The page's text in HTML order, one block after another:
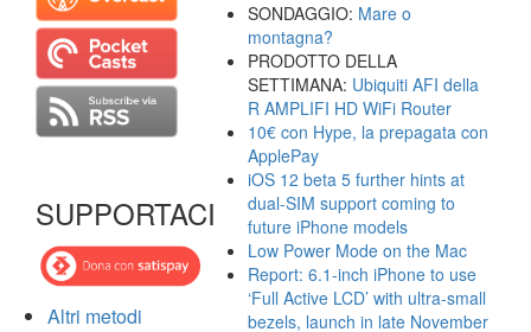
SUPPORTACI
Altri metodi
SONDAGGIO: Mare o
montagna?
PRODOTTO DELLA
SETTIMANA: Ubiquiti AFI della
R AMPLIFI HD WiFi Router
10€ con Hype, la prepagata con
ApplePay
iOS 12 beta 5 further hints at
dual-SIM support coming to
future iPhone models
Low Power Mode on the Mac
Report: 6.1-inch iPhone to use
‘Full Active LCD’ with ultra-small
bezels, launch in late November